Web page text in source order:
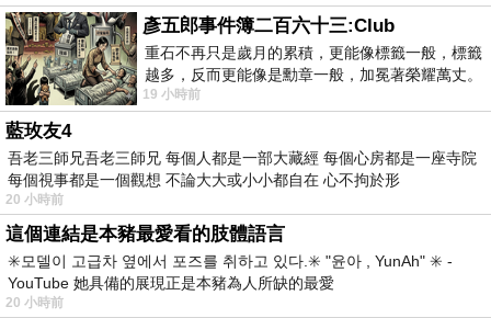
彥五郎事件簿二百六十三:Club
重石不再只是歲月的累積，更能像標籤一般，標籤
越多，反而更能像是勳章一般，加冕著榮耀萬丈。
習慣一如縱容，成了再難輕輕放下的罪證
19 小時前
藍玫友4
吾老三師兄吾老三師兄 每個人都是一部大藏經 每個心房都是一座寺院
每個視事都是一個觀想 不論大大或小小都自在 心不拘於形
20 小時前
這個連結是本豬最愛看的肢體語言
✳️모델이 고급차 옆에서 포즈를 취하고 있다.✳️ "윤아 , YunAh" ✳️ -
YouTube 她具備的展現正是本豬為人所缺的最愛
20 小時前